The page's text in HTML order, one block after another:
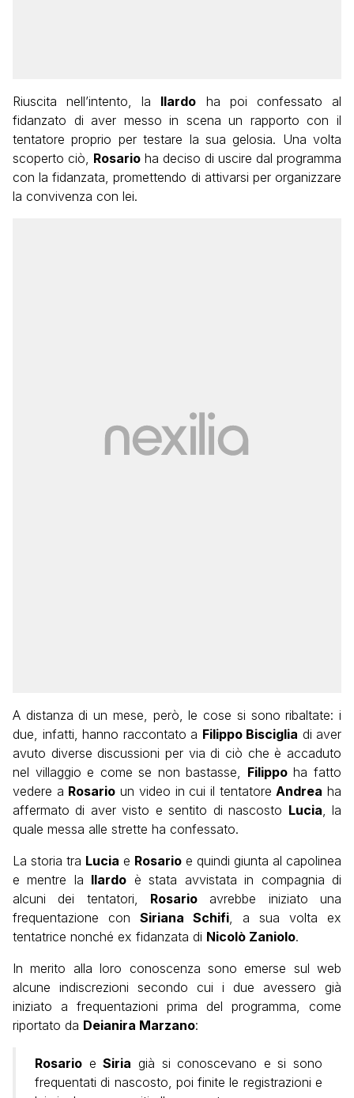
Riuscita nell’intento, la Ilardo ha poi confessato al
fidanzato di aver messo in scena un rapporto con il
tentatore proprio per testare la sua gelosia. Una volta
scoperto ciò, Rosario ha deciso di uscire dal programma
con la fidanzata, promettendo di attivarsi per organizzare
la convivenza con lei.
A distanza di un mese, però, le cose si sono ribaltate: i
due, infatti, hanno raccontato a Filippo Bisciglia di aver
avuto diverse discussioni per via di ciò che è accaduto
nel villaggio e come se non bastasse, Filippoha fatto
vedere a Rosario un video in cui il tentatoreAndrea ha
affermato di aver visto e sentito di nascosto Lucia, la
quale messa alle strette ha confessato.
La storia tra Lucia e Rosario e quindi giunta al capolinea
e mentre la Ilardo è stata avvistata in compagnia di
alcuni dei tentatori, Rosario avrebbe iniziato una
frequentazione con Siriana Schifi, a sua volta ex
tentatrice nonché ex fidanzata di Nicolò Zaniolo.
In merito alla loro conoscenza sono emerse sul web
alcune indiscrezioni secondo cui i due avessero già
iniziato a frequentazioni prima del programma, come
riportato da Deianira Marzano:
Rosario eSiria già si conoscevano e si sono
frequentati di nascosto, poi finite le registrazioni e